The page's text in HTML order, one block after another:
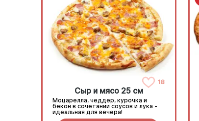
18
Сыр и мясо 25 см
Моцарелла, чеддер, курочка и
бекон в сочетании соусов и лука -
идеальная для вечера!